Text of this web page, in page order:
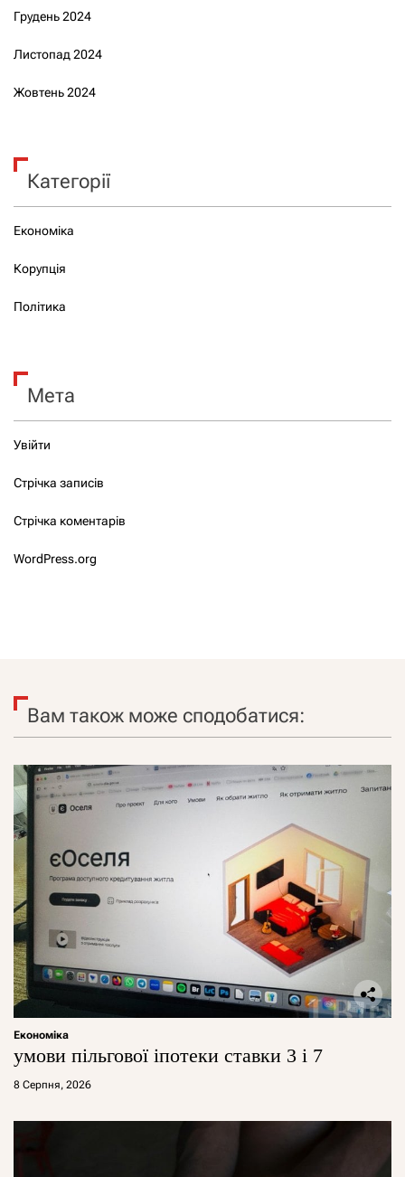
Грудень 2024
Листопад 2024
Жовтень 2024
Категорії
Економіка
Корупція
Політика
Мета
Увійти
Стрічка записів
Стрічка коментарів
WordPress.org
Вам також може сподобатися:
Економіка
умови пільгової іпотеки ставки 3 і 7
8 Серпня, 2026